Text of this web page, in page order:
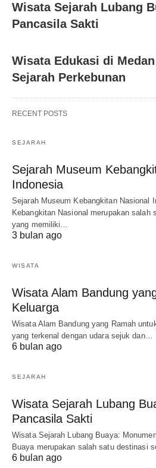
Wisata Sejarah Lubang
Pancasila Sakti
Wisata Edukasi di
Sejarah Perkebunan
RECENT POSTS
SEJARAH
Sejarah Museum
Indonesia
Sejarah Museum Kebangkitan Nasional
Kebangkitan Nasional merupakan salah
yang memiliki…
3 bulan ago
WISATA
Wisata Alam Bandung
Keluarga
Wisata Alam Bandung yang Ramah
yang terkenal dengan udara sejuk dan…
6 bulan ago
SEJARAH
Wisata Sejarah Lubang
Pancasila Sakti
Wisata Sejarah Lubang Buaya:
Buaya merupakan salah satu destinasi
6 bulan ago